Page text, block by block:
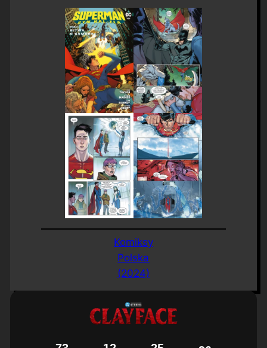
Komiksy
Polska
(2024)